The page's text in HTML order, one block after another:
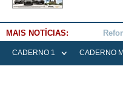
MAIS NOTÍCIAS:
CADERNO 1 CADERNO